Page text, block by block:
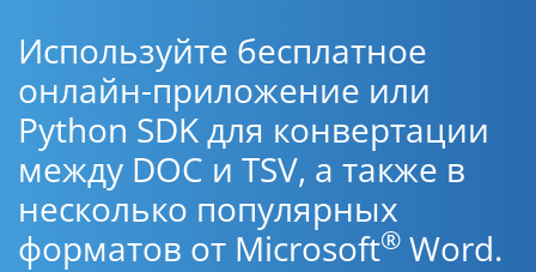
Используйте бесплатное
онлайн-приложение или
Python SDK для конвертации
между DOC и TSV, а также в
несколько популярных
форматов от Microsoft® Word.